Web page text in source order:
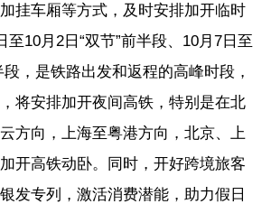
挂车厢等方式，及时安排加开临时
至10月2日“双节”前半段、10月7日至
段，是铁路出发和返程的高峰时段，
将安排加开夜间高铁，特别是在北
方向，上海至粤港方向，北京、上
开高铁动卧。同时，开好跨境旅客
发专列，激活消费潜能，助力假日